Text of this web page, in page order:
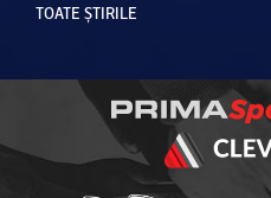
TOATE ȘTIRILE